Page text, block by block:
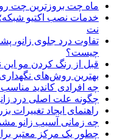
ماه چت بروزترین چت
خدمات نصب اکتیو
نت
تفاوت درد جلوی زانو،
چیست؟
قبل از رنگ کردن مو این
بهترین روش‌های
چه افرادی کاندید
چگونه علت اصلی درد
راهنمای ایجاد تغییرات
چه زمانی آسیب زانو
چطور یک مرکز معتبر